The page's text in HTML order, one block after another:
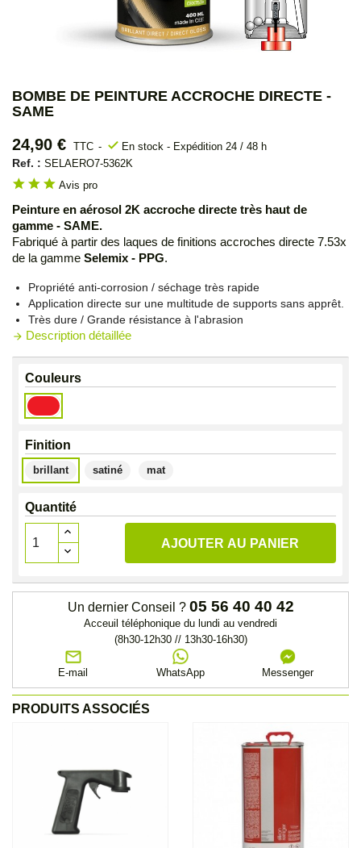
BOMBE DE PEINTURE ACCROCHE DIRECTE -
SAME
24,90 € TTC check En stock - Expédition 24 / 48 h
Ref. : SELAERO7-5362K
star star star Avis pro
Peinture en aérosol 2K accroche directe très haut de
gamme - SAME.
Fabriqué à partir des laques de finitions accroches directe 7.53x
de la gamme Selemix - PPG.
Propriété anti-corrosion / séchage très rapide
Application directe sur une multitude de supports sans apprêt.
Très dure / Grande résistance à l'abrasion
arrow_forward Description détaillée
Couleurs
Rouge
Same
Finition
brillant satiné mat
Quantité
AJOUTER AU PANIER
Un dernier Conseil ? 05 56 40 40 42
Acceuil téléphonique du lundi au vendredi
(8h30-12h30 // 13h30-16h30)
E-mail WhatsApp Messenger
PRODUITS ASSOCIÉS